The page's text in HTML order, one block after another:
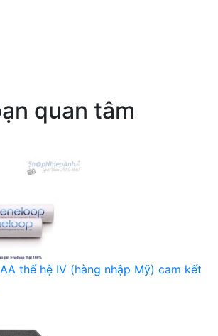
quan tâm
thế hệ IV (hàng nhập Mỹ) cam kết